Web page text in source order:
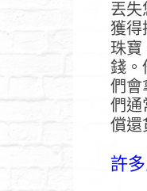
丟失
獲得
珠寶
錢。
們會
們通
償還
許